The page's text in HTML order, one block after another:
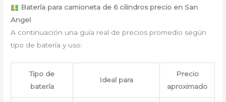
Batería para camioneta de 6 cilindros precio en San
Angel
A continuación una guía real de precios promedio según
tipo de batería y uso:
Tipo de
batería
Ideal para
Precio
aproximado